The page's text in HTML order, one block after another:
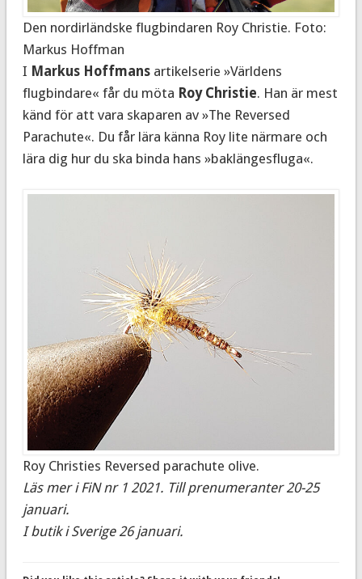
Den nordirländske flugbindaren Roy Christie. Foto:
Markus Hoffman
I Markus Hoffmansartikelserie »Världens
flugbindare« får du möta Roy Christie. Han är mest
känd för att vara skaparen av »The Reversed
Parachute«. Du får lära känna Roy lite närmare och
lära dig hur du ska binda hans »baklängesfluga«.
Roy Christies Reversed parachute olive.
Läs mer i FiN nr 1 2021. Till prenumeranter 20-25
januari.
I butik i Sverige 26 januari.